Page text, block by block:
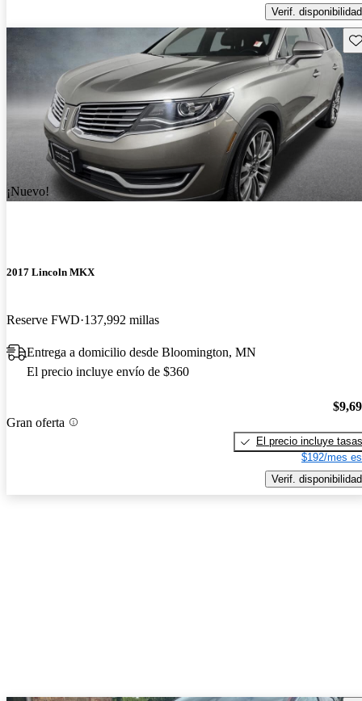
Verif. disponibilidad
¡Nuevo!
2017 Lincoln MKX
Reserve FWD 137,992 millas
Entrega a domicilio desde Bloomington, MN
El precio incluye envío de $360
Gran oferta
El precio incluye tasas
$192/mes
Verif. disponibilidad